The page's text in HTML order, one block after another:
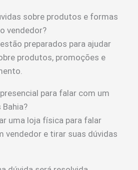
sobre produtos e formas
vendedor?
preparados para ajudar
produtos, promoções e
para falar com um
uma loja física para falar
vendedor e tirar suas dúvidas